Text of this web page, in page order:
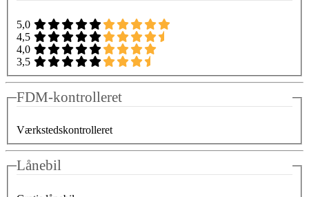
5,0
4,5
4,0
3,5
FDM-kontrolleret
Værkstedskontrolleret
Lånebil